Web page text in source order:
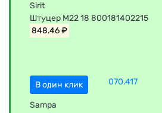
Sirit
Штуцер М22 18 800181402215
848.46 ₽
В один клик 070.417
Sampa